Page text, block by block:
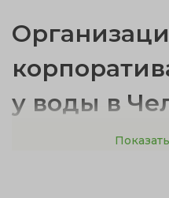
у воды в
идеи и